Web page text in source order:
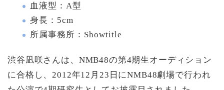
血液型：A型
身長：5cm
所属事務所：Showtitle
渋谷凪咲さんは、NMB48の第4期生オーディション
に合格し、2012年12月23日にNMB48劇場で行われ